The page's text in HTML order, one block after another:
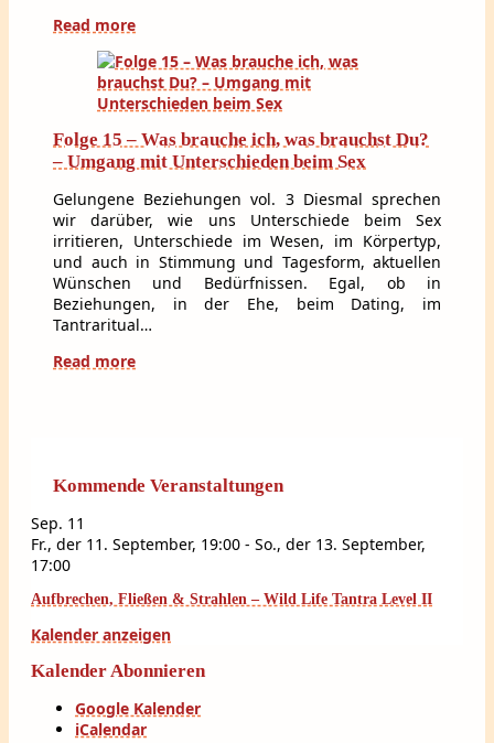
Read more
Folge 15 – Was brauche ich, was brauchst Du?
– Umgang mit Unterschieden beim Sex
Gelungene Beziehungen vol. 3 Diesmal sprechen
wir darüber, wie uns Unterschiede beim Sex
irritieren, Unterschiede im Wesen, im Körpertyp,
und auch in Stimmung und Tagesform, aktuellen
Wünschen und Bedürfnissen. Egal, ob in
Beziehungen, in der Ehe, beim Dating, im
Tantraritual…
Read more
Kommende Veranstaltungen
Sep. 11
Fr., der 11. September, 19:00 - So., der 13. September,
17:00
Aufbrechen, Fließen & Strahlen – Wild Life Tantra Level II
Kalender anzeigen
Kalender Abonnieren
Google Kalender
iCalendar